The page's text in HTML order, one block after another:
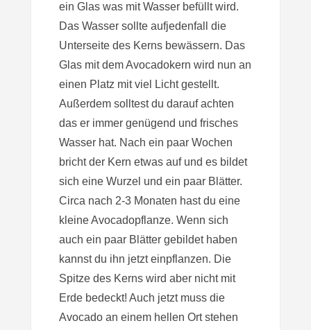
ein Glas was mit Wasser befüllt wird.
Das Wasser sollte aufjedenfall die
Unterseite des Kerns bewässern. Das
Glas mit dem Avocadokern wird nun an
einen Platz mit viel Licht gestellt.
Außerdem solltest du darauf achten
das er immer genügend und frisches
Wasser hat. Nach ein paar Wochen
bricht der Kern etwas auf und es bildet
sich eine Wurzel und ein paar Blätter.
Circa nach 2-3 Monaten hast du eine
kleine Avocadopflanze. Wenn sich
auch ein paar Blätter gebildet haben
kannst du ihn jetzt einpflanzen. Die
Spitze des Kerns wird aber nicht mit
Erde bedeckt! Auch jetzt muss die
Avocado an einem hellen Ort stehen